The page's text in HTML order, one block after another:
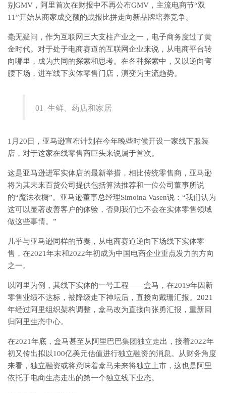
别GMV，阿里首次在财报中不再公布GMV，主流电商节“双
11”开始从商家成交额的战报比拼走向新品牌培养竞争。
毫无疑问，作为互联网三大支柱产业之一，电子商务度过了黄
金时代。对于处于电商赛道的互联网企业来说，从电商平台转
向哪里，成为共同的探索和思考。在各种探索中，又以逆向弯
腰下场，进军线下实体零售门店，演变为主流趋势。
01 生鲜、药店和家居
1月20日，亚马逊宣布计划在今年晚些时候开设一家线下服装
店，对于这家在线零售商巨头来说属于首次。
这是亚马逊进军实体店的最新举措，相比传统零售商，亚马逊
将为其未来百货公司提供包括算法推荐和一位公司董事所说
的“魔法衣橱”。亚马逊董事总经理Simoina Vasen说：“我们认为
这可以显著改善客户的体验，否则我们也不会在实体零售领域
做这些事情。”
几乎与亚马逊同样的节奏，从电商赛道逆向下场线下实体零
售，在2021年末和2022年初成为中国电商企业重点发力的方向
之一。
以阿里为例，其线下实体的一号工程——盒马，在2019年因新
零售业绩不达标，被降级走下神坛后，直接向戴珊汇报。2021
年经过阿里组织架构调整，盒马改为直接向张勇汇报，重新回
归阿里生态中心。
在2021年底，盒马甚至从阿里巴巴集团独立走出，接着2022年
初又传出拟以100亿美元估值进行独立融资的消息。从财务角度
来看，独立融资或将意味着盒马未来将独立上市，这也是阿里
依托于电商生态走出的第一个独立线下业态。